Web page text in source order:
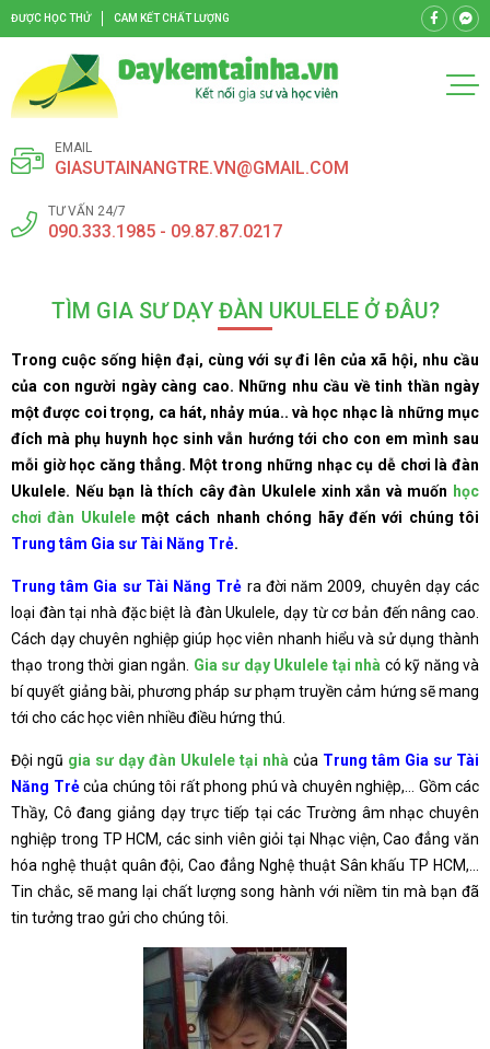
ĐƯỢC HỌC THỬ CAM KẾT CHẤT LƯỢNG
EMAIL
GIASUTAINANGTRE.VN@GMAIL.COM
TƯ VẤN 24/7
090.333.1985 - 09.87.87.0217
TÌM GIA SƯ DẠY ĐÀN UKULELE Ở ĐÂU?
Trong cuộc sống hiện đại, cùng với sự đi lên của xã hội, nhu cầu
của con người ngày càng cao. Những nhu cầu về tinh thần ngày
một được coi trọng, ca hát, nhảy múa.. và học nhạc là những mục
đích mà phụ huynh học sinh vẫn hướng tới cho con em mình sau
mỗi giờ học căng thẳng. Một trong những nhạc cụ dễ chơi là đàn
Ukulele. Nếu bạn là thích cây đàn Ukulele xinh xắn và muốn học
chơi đàn Ukulelemột cách nhanh chóng hãy đến với chúng tôi
Trung tâm Gia sư Tài Năng Trẻ.
Trung tâm Gia sư Tài Năng Trẻ ra đời năm 2009, chuyên dạy các
loại đàn tại nhà đặc biệt là đàn Ukulele, dạy từ cơ bản đến nâng cao.
Cách dạy chuyên nghiệp giúp học viên nhanh hiểu và sử dụng thành
thạo trong thời gian ngắn. Gia sư dạy Ukulele tại nhà có kỹ năng và
bí quyết giảng bài, phương pháp sư phạm truyền cảm hứng sẽ mang
tới cho các học viên nhiều điều hứng thú.
Đội ngũ gia sư dạy đàn Ukulele tại nhà của Trung tâm Gia sư Tài
Năng Trẻcủa chúng tôi rất phong phú và chuyên nghiệp,… Gồm các
Thầy, Cô đang giảng dạy trực tiếp tại các Trường âm nhạc chuyên
nghiệp trong TP HCM, các sinh viên giỏi tại Nhạc viện, Cao đẳng văn
hóa nghệ thuật quân đội, Cao đẳng Nghệ thuật Sân khấu TP HCM,…
Tin chắc, sẽ mang lại chất lượng song hành với niềm tin mà bạn đã
tin tưởng trao gửi cho chúng tôi.